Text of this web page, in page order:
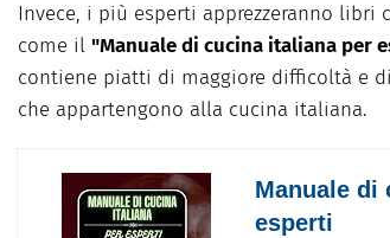
Invece, i più esperti apprezzeranno libri
come il "Manuale di cucina italiana per
contiene piatti di maggiore difficoltà e
che appartengono alla cucina italiana.
Manuale di
esperti